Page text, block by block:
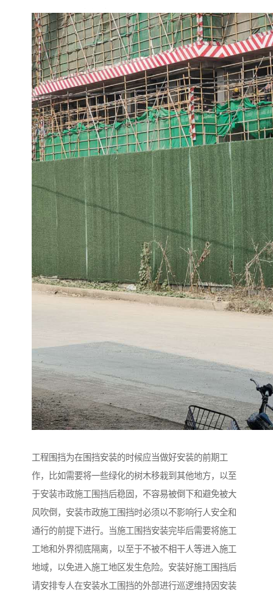
工程围挡为在围挡安装的时候应当做好安装的前期工
作，比如需要将一些绿化的树木移栽到其他地方，以至
于安装市政施工围挡后稳固，不容易被倒下和避免被大
风吹倒，安装市政施工围挡时必须以不影响行人安全和
通行的前提下进行。当施工围挡安装完毕后需要将施工
工地和外界彻底隔离，以至于不被不相干人等进入施工
地域，以免进入施工地区发生危险。安装好施工围挡后
请安排专人在安装水工围挡的外部进行巡逻维持因安装